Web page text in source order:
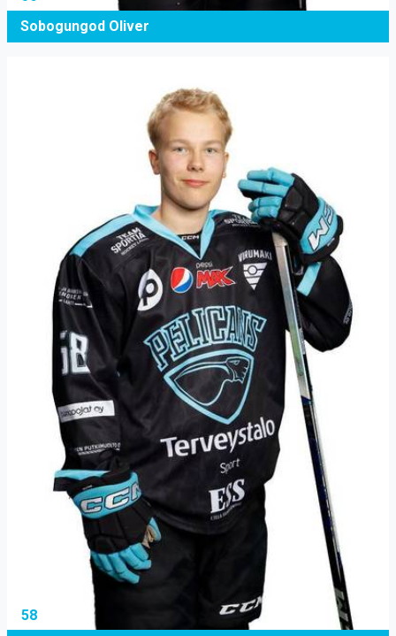
Sobogungod Oliver
58